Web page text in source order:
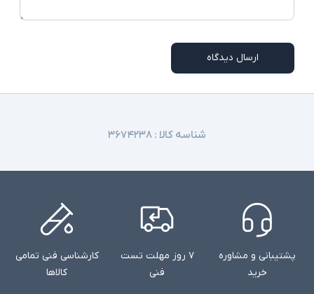
توضیحات تکمیلی
ارسال دیدگاه
شناسه کالا : ۳۶۷۴۲۳۸
پشتیبانی و مشاوره
خرید
۷ روز مهلت تست
فنی
کارشناسی فنی تمامی
کالاها